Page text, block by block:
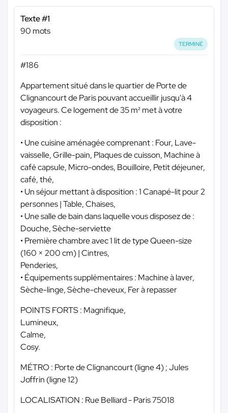
Texte #1
90 mots
TERMINÉ
#186
Appartement situé dans le quartier de Porte de
Clignancourt de Paris pouvant accueillir jusqu'à 4
voyageurs. Ce logement de 35 m² met à votre
disposition :
• Une cuisine aménagée comprenant : Four, Lave-
vaisselle, Grille-pain, Plaques de cuisson, Machine à
café capsule, Micro-ondes, Bouilloire, Petit déjeuner,
café, thé,
• Un séjour mettant à disposition : 1 Canapé-lit pour 2
personnes | Table, Chaises,
• Une salle de bain dans laquelle vous disposez de :
Douche, Sèche-serviette
• Première chambre avec 1 lit de type Queen-size
(160 × 200 cm) | Cintres,
Penderies,
• Équipements supplémentaires : Machine à laver,
Sèche-linge, Sèche-cheveux, Fer à repasser
POINTS FORTS : Magnifique,
Lumineux,
Calme,
Cosy.
MÉTRO : Porte de Clignancourt (ligne 4) ; Jules
Joffrin (ligne 12)
LOCALISATION : Rue Belliard - Paris 75018